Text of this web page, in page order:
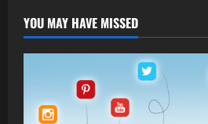
YOU MAY HAVE MISSED